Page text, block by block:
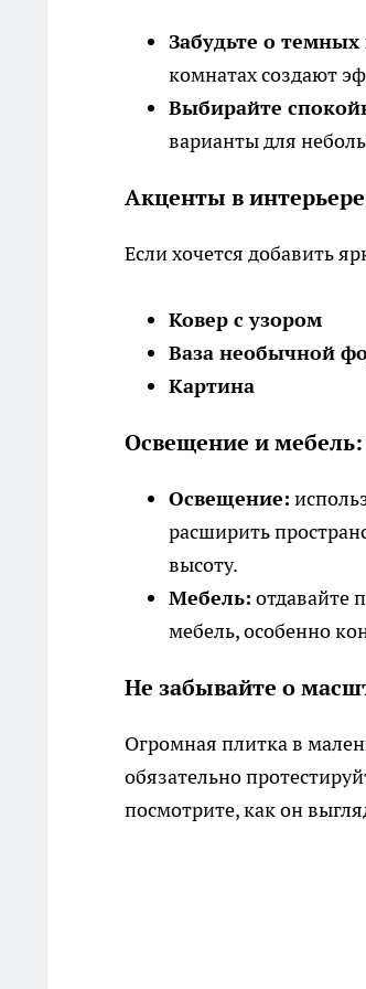
Забудьте о темных
комнатах создают
Выбирайте
варианты для
Акценты в
Если хочется добавить
Ковер с узором
Ваза необычной
Картина
Освещение и мебель:
Освещение:
расширить
высоту.
Мебель: отдавайте
мебель, особенно
Не забывайте о
Огромная плитка в
обязательно
посмотрите, как он